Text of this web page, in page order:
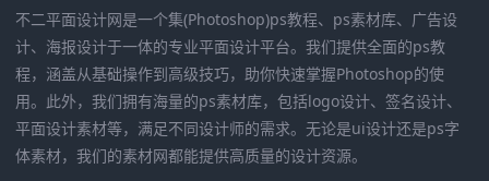
不二平面设计网是一个集(Photoshop)ps教程、ps素材库、广告设
计、海报设计于一体的专业平面设计平台。我们提供全面的ps教
程，涵盖从基础操作到高级技巧，助你快速掌握Photoshop的使
用。此外，我们拥有海量的ps素材库，包括logo设计、签名设计、
平面设计素材等，满足不同设计师的需求。无论是ui设计还是ps字
体素材，我们的素材网都能提供高质量的设计资源。